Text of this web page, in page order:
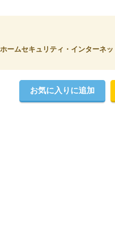
ームセキュリティ・インターネ
お気に入りに追加